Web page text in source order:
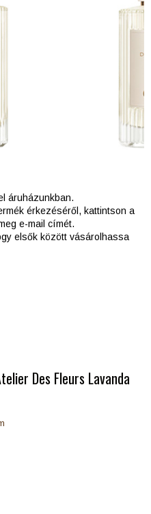
áruházunkban.
érkezéséről, kattintson a
e-mail címét.
elsők között vásárolhassa
Des Fleurs Lavanda